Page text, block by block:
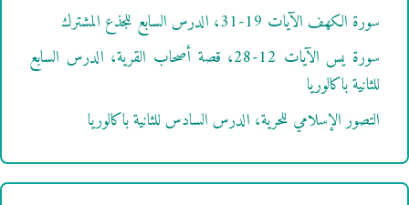
سورة الكهف الآيات 19-31، الدرس السابع للجذع المشترك
سورة يس الآيات 12-28، قصة أصحاب القرية، الدرس السابع
للثانية باكالوريا
التصور الإسلامي للحرية، الدرس السادس للثانية باكالوريا